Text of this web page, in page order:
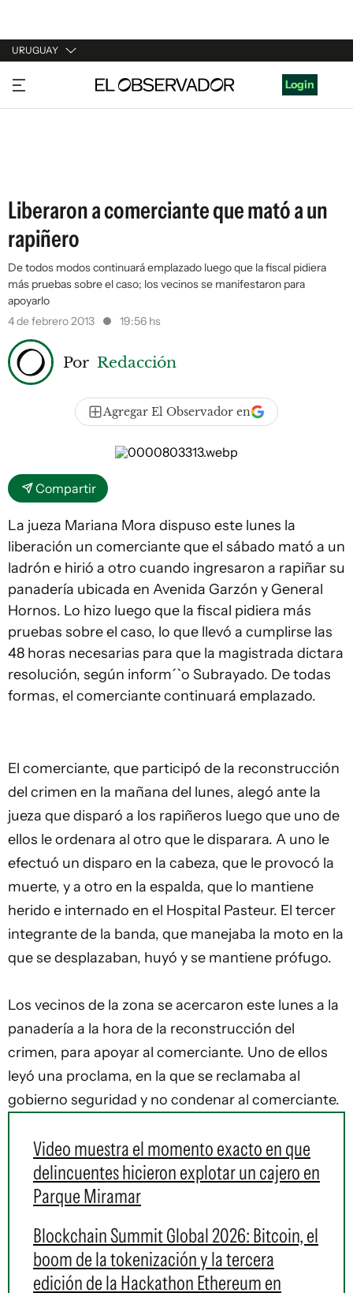
URUGUAY
URUGUAY
ARGENTINA
Login
Liberaron a comerciante que mató a un
rapiñero
De todos modos continuará emplazado luego que la fiscal pidiera
más pruebas sobre el caso; los vecinos se manifestaron para
apoyarlo
4 de febrero 2013
19:56 hs
Por Redacción
Agregar El Observador en
Compartir
La jueza Mariana Mora dispuso este lunes la
liberación un comerciante que el sábado mató a un
ladrón e hirió a otro cuando ingresaron a rapiñar su
panadería ubicada en Avenida Garzón y General
Hornos. Lo hizo luego que la fiscal pidiera más
pruebas sobre el caso, lo que llevó a cumplirse las
48 horas necesarias para que la magistrada dictara
resolución, según inform´`o Subrayado. De todas
formas, el comerciante continuará emplazado.
El comerciante, que participó de la reconstrucción
del crimen en la mañana del lunes, alegó ante la
jueza que disparó a los rapiñeros luego que uno de
ellos le ordenara al otro que le disparara. A uno le
efectuó un disparo en la cabeza, que le provocó la
muerte, y a otro en la espalda, que lo mantiene
herido e internado en el Hospital Pasteur. El tercer
integrante de la banda, que manejaba la moto en la
que se desplazaban, huyó y se mantiene prófugo.
Los vecinos de la zona se acercaron este lunes a la
panadería a la hora de la reconstrucción del
crimen, para apoyar al comerciante. Uno de ellos
leyó una proclama, en la que se reclamaba al
gobierno seguridad y no condenar al comerciante.
Video muestra el momento exacto en que
delincuentes hicieron explotar un cajero en
Parque Miramar
Blockchain Summit Global 2026: Bitcoin, el
boom de la tokenización y la tercera
edición de la Hackathon Ethereum en